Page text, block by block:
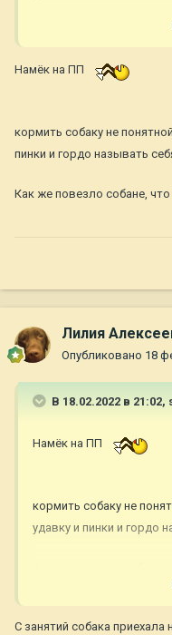
Намёк на ПП
кормить собаку не
пинки и гордо называть
Как же повезло собане,
Лилия
Опубликовано 18
В 18.02.2022 в 21:02,
Намёк на ПП
кормить собаку не
удавку и пинки и гордо
С занятий собака